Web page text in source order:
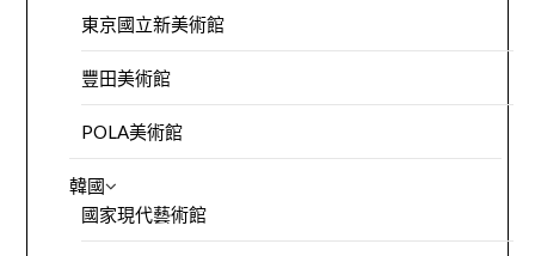
東京國立新美術館
豐田美術館
POLA美術館
韓國
國家現代藝術館